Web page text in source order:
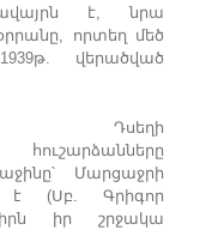
է, նրա
որտեղ մեծ
վերածված
Դսեղի
Մարցաջրի
է (Սբ. Գրիգոր
իր շրջակա